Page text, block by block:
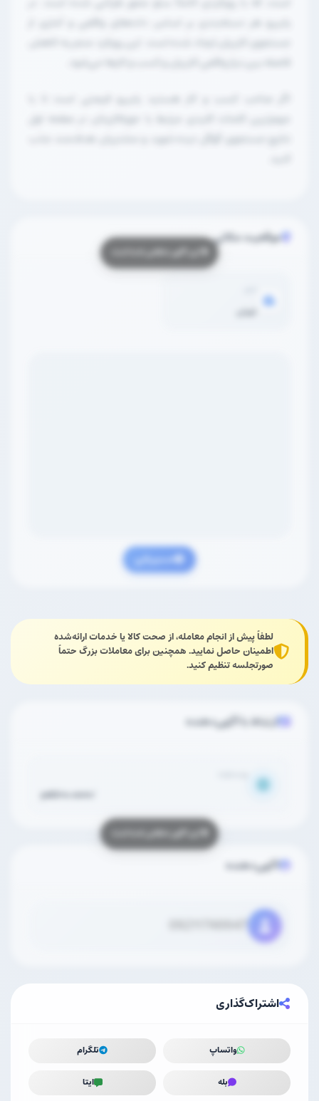
یابیرو هر دسته‌بندی بر اساس داده‌های واقعی و آماری از
جستجوی کاربران ایجاد شده است. این رویکرد منجر به کاهش
مهم‌ترین کلمات کلیدی مرتبط با حوزه‌کاریتان در صفحه اول
نتایج جستجوی گوگل دیده شوید و مشتریان هدف‌مند جذب
موقعیت مکانی
تهران
مسیریابی
لطفاً پیش از انجام معامله، از صحت کالا یا خدمات ارائه‌شده
اطمینان حاصل نمایید. همچنین برای معاملات بزرگ حتماً
صورتجلسه تنظیم کنید.
ارتباط با آگهی‌دهنده
yabiro.com/
آگهی‌دهنده
09211749947
اشتراک‌گذاری
واتساپ تلگرام
بله ایتا